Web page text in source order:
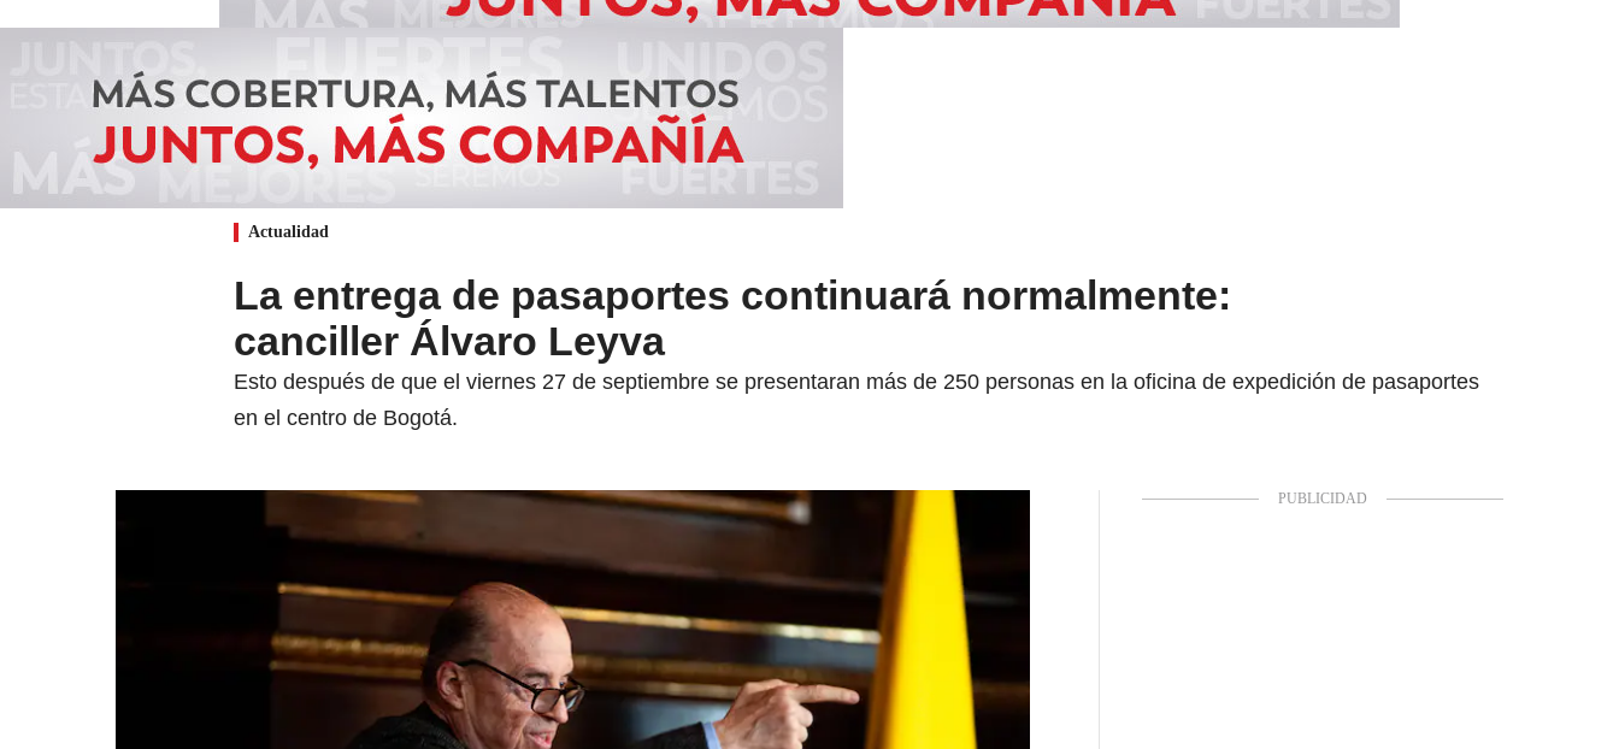
Actualidad
La entrega de pasaportes continuará normalmente:
canciller Álvaro Leyva
Esto después de que el viernes 27 de septiembre se presentaran más de 250 personas en la oficina de expedición de pasaportes
en el centro de Bogotá.